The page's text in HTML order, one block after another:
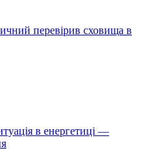
перевірив сховища в
в енергетиці —